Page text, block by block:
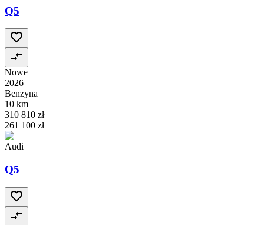
Q5
Nowe
2026
Benzyna
10 km
310 810 zł
261 100 zł
Audi
Q5